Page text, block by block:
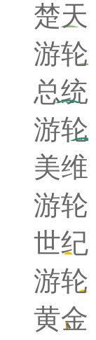
楚天
游轮
总统
游轮
美维
游轮
世纪
游轮
黄金